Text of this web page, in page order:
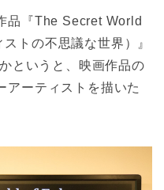
品『The Secret World
トの不思議な世界）』
というと、映画作品の
アーティストを描いた